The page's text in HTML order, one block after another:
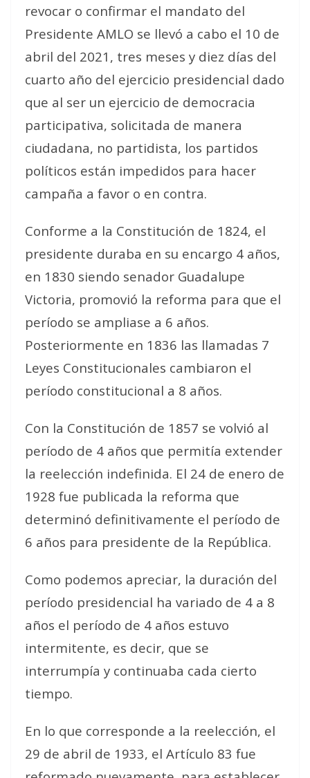
revocar o confirmar el mandato del
Presidente AMLO se llevó a cabo el 10 de
abril del 2021, tres meses y diez días del
cuarto año del ejercicio presidencial dado
que al ser un ejercicio de democracia
participativa, solicitada de manera
ciudadana, no partidista, los partidos
políticos están impedidos para hacer
campaña a favor o en contra.
Conforme a la Constitución de 1824, el
presidente duraba en su encargo 4 años,
en 1830 siendo senador Guadalupe
Victoria, promovió la reforma para que el
período se ampliase a 6 años.
Posteriormente en 1836 las llamadas 7
Leyes Constitucionales cambiaron el
período constitucional a 8 años.
Con la Constitución de 1857 se volvió al
período de 4 años que permitía extender
la reelección indefinida. El 24 de enero de
1928 fue publicada la reforma que
determinó definitivamente el período de
6 años para presidente de la República.
Como podemos apreciar, la duración del
período presidencial ha variado de 4 a 8
años el período de 4 años estuvo
intermitente, es decir, que se
interrumpía y continuaba cada cierto
tiempo.
En lo que corresponde a la reelección, el
29 de abril de 1933, el Artículo 83 fue